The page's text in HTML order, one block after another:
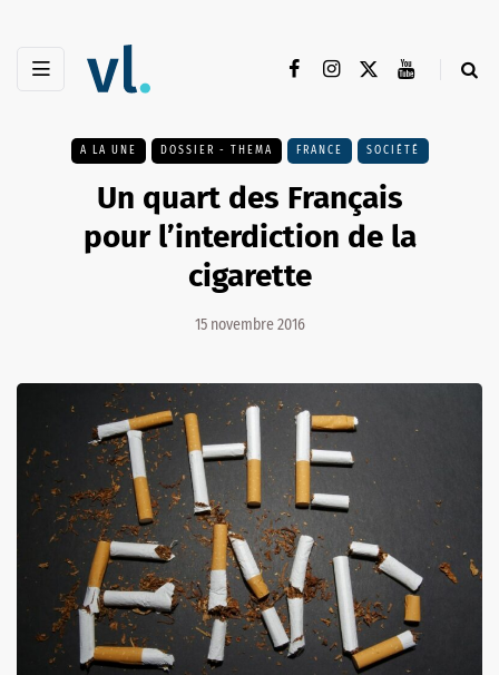
A LA UNE DOSSIER - THEMA FRANCE SOCIÉTÉ
Un quart des Français
pour l’interdiction de la
cigarette
15 novembre 2016